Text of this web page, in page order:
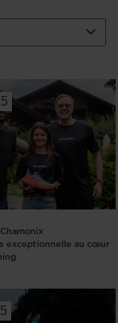
exceptionnelle au cœur